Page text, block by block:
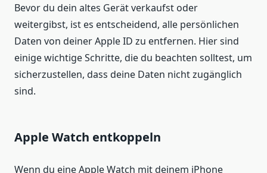
Bevor du dein altes Gerät verkaufst oder
weitergibst, ist es entscheidend, alle persönlichen
Daten von deiner Apple ID zu entfernen. Hier sind
einige wichtige Schritte, die du beachten solltest, um
sicherzustellen, dass deine Daten nicht zugänglich
sind.
Apple Watch entkoppeln
Wenn du eine Apple Watch mit deinem iPhone